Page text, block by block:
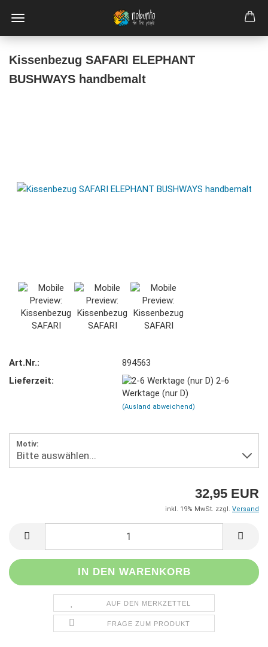
Kissenbezug SAFARI ELEPHANT
BUSHWAYS handbemalt
Art.Nr.:
894563
Lieferzeit:
2-6
Werktage (nur D)
(Ausland abweichend)
Motiv:
32,95 EUR
inkl. 19% MwSt. zzgl. Versand
AUF DEN MERKZETTEL
FRAGE ZUM PRODUKT